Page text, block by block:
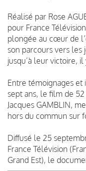
Réalisé par Rose
pour France
plongée au cœur de
son parcours vers les
jusqu’à leur victoire, il
Entre témoignages et
sept ans, le film de
Jacques GAMBLIN,
hors du commun sur
Diffusé le 25
France Télévision
Grand Est), le